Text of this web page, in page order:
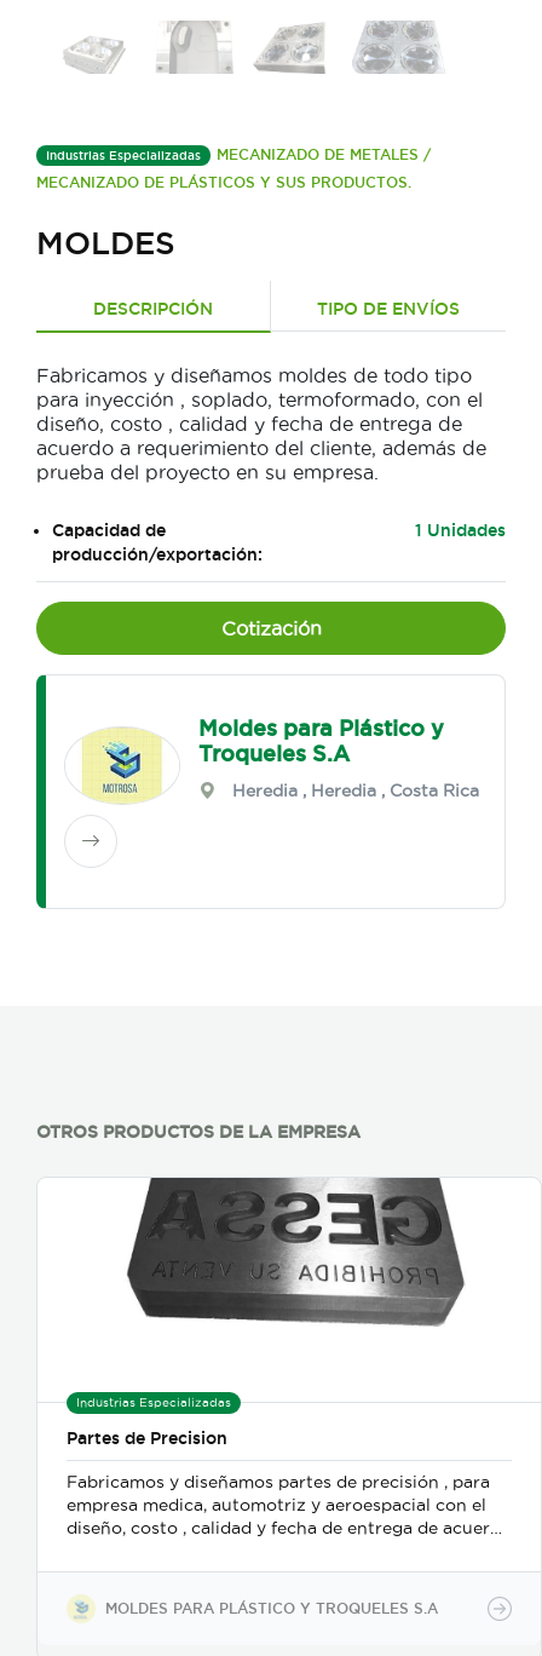
Industrias Especializadas
MECANIZADO DE METALES /
MECANIZADO DE PLÁSTICOS Y SUS PRODUCTOS.
MOLDES
DESCRIPCIÓN TIPO DE ENVÍOS
Fabricamos y diseñamos moldes de todo tipo
para inyección , soplado, termoformado, con el
diseño, costo , calidad y fecha de entrega de
acuerdo a requerimiento del cliente, además de
prueba del proyecto en su empresa.
Capacidad de
producción/exportación:
1 Unidades
Cotización
Moldes para Plástico y
Troqueles S.A
Heredia , Heredia , Costa Rica
OTROS PRODUCTOS DE LA EMPRESA
Industrias Especializadas
Partes de Precision
Fabricamos y diseñamos partes de precisión , para
empresa medica, automotriz y aeroespacial con el
diseño, costo , calidad y fecha de entrega de acuerdo
proyecto en su empresa.
MOLDES PARA PLÁSTICO Y TROQUELES S.A